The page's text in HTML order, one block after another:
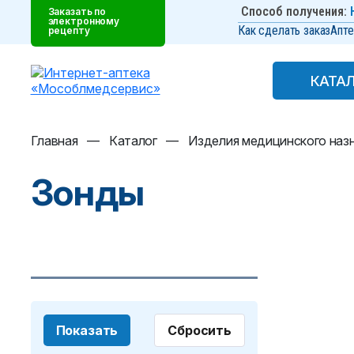
Заказать по
электронному
рецепту
Способ получения:
Как сделать заказ
Главная — Каталог — Изделия медицинского
Зонды
Показать Сбросить